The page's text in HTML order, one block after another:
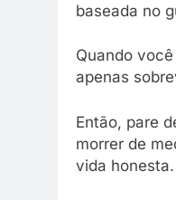
baseada no
Quando
apenas
Então, pare
morrer de
vida honesta.